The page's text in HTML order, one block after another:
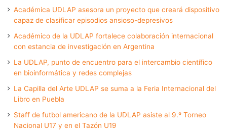
Académica UDLAP asesora un proyecto que creará dispositivo
capaz de clasificar episodios ansioso-depresivos
Académico de la UDLAP fortalece colaboración internacional
con estancia de investigación en Argentina
La UDLAP, punto de encuentro para el intercambio científico
en bioinformática y redes complejas
La Capilla del Arte UDLAP se suma a la Feria Internacional del
Libro en Puebla
Staff de futbol americano de la UDLAP asiste al 9.º Torneo
Nacional U17 y en el Tazón U19